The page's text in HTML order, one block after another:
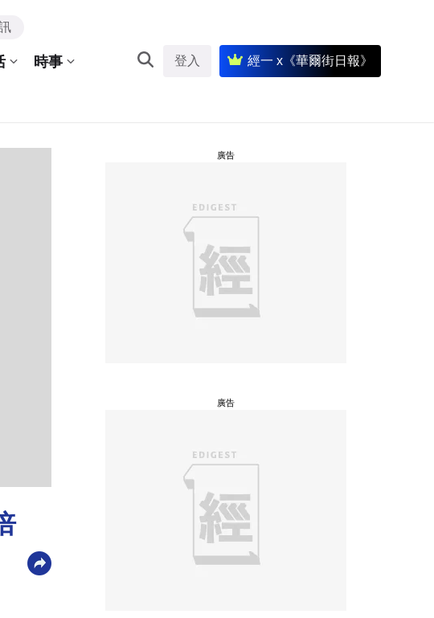
時事 登入 經一 x《華爾街日報》
廣告
廣告